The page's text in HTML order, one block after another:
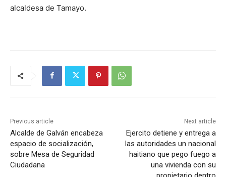
alcaldesa de Tamayo.
Previous article
Alcalde de Galván encabeza
espacio de socialización,
sobre Mesa de Seguridad
Ciudadana
Next article
Ejercito detiene y entrega a
las autoridades un nacional
haitiano que pego fuego a
una vivienda con su